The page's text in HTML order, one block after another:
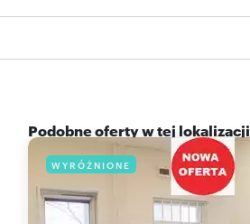
Podobne oferty w tej lokalizacji
WYRÓŻNIONE